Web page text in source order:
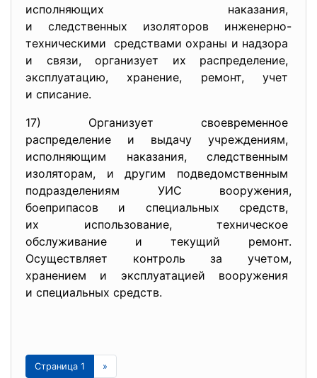
исполняющих наказания,
и следственных изоляторов инженерно-
техническими средствами охраны и надзора
и связи, организует их распределение,
эксплуатацию, хранение, ремонт, учет
и списание.
17) Организует своевременное
распределение и выдачу учреждениям,
исполняющим наказания, следственным
изоляторам, и другим подведомственным
подразделениям УИС вооружения,
боеприпасов и специальных средств,
их использование, техническое
обслуживание и текущий ремонт.
Осуществляет контроль за учетом,
хранением и эксплуатацией вооружения
и специальных средств.
Страница 1 »